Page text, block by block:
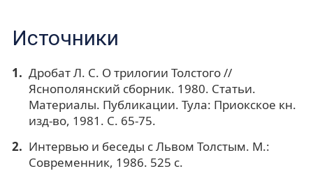
Источники
Дробат Л. С. О трилогии Толстого //
Яснополянский сборник. 1980. Статьи.
Материалы. Публикации. Тула: Приокское кн.
изд-во, 1981. С. 65-75.
Интервью и беседы с Львом Толстым. М.:
Современник, 1986. 525 с.